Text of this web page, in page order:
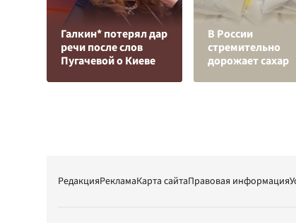
Галкин* потерял дар
речи после слов
Пугачевой о Киеве
В России
стремительно
дорожает сахар
РедакцияРекламаКарта сайтаПравовая информация